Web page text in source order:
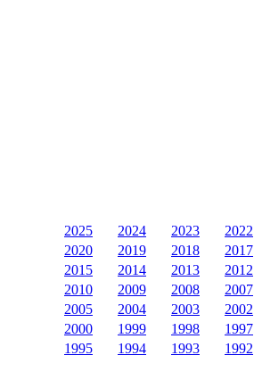
2025
2024 2023 2022
2020
2019 2018 2017
2015
2014 2013 2012
2010
2009 2008 2007
2005
2004 2003 2002
2000
1999 1998 1997
1995
1994 1993 1992